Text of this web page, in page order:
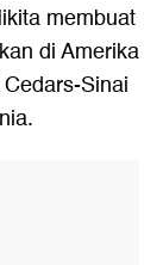
membuat
di Amerika
Sinai